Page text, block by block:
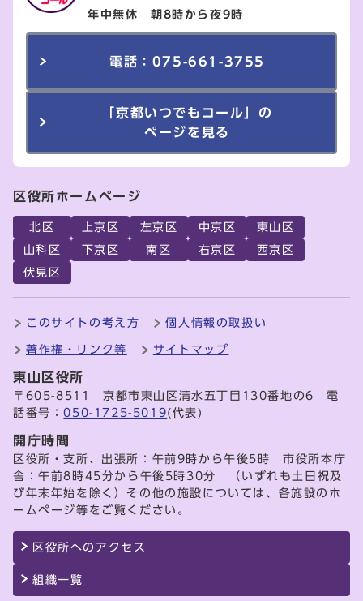
年中無休 朝8時から夜9時
電話：075-661-3755
「京都いつでもコール」の
ページを見る
区役所ホームページ
北区 上京区 左京区 中京区
東山区
山科区
下京区 南区 右京区
西京区
伏見区
このサイトの考え方 個人情報の取扱い
著作権・リンク等 サイトマップ
東山区役所
〒605-8511 京都市東山区清水五丁目130番地の6 電
話番号：050-1725-5019(代表)
開庁時間
区役所・支所、出張所：午前9時から午後5時 市役所本庁
舎：午前8時45分から午後5時30分 （いずれも土日祝及
び年末年始を除く）その他の施設については、各施設のホ
ームページ等をご覧ください。
区役所へのアクセス
組織一覧